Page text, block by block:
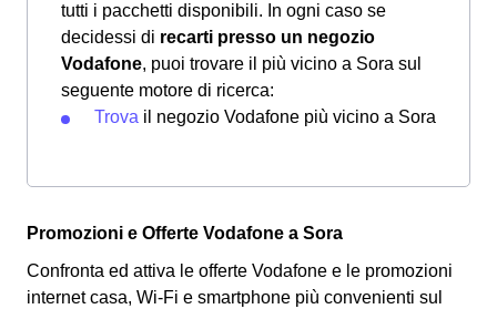
tutti i pacchetti disponibili. In ogni caso se
decidessi di recarti presso un negozio
Vodafone, puoi trovare il più vicino a Sora sul
seguente motore di ricerca:
Trova il negozio Vodafone più vicino a Sora
Promozioni e Offerte Vodafone a Sora
Confronta ed attiva le offerte Vodafone e le promozioni
internet casa, Wi-Fi e smartphone più convenienti sul